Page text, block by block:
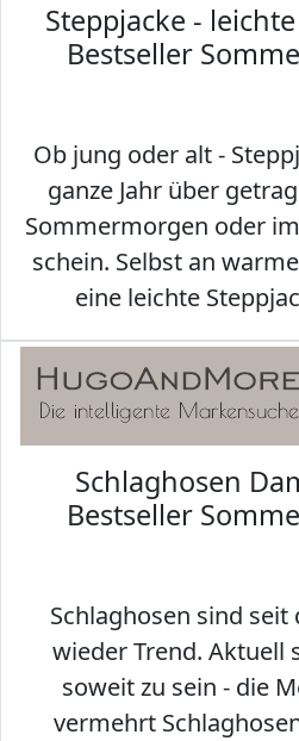
Steppjacke -
Bestseller
Ob jung oder alt -
ganze Jahr über
Sommermorgen oder
schein. Selbst an
eine leichte
Schlaghosen
Bestseller
Schlaghosen sind
wieder Trend. Aktuell
soweit zu sein - die
vermehrt